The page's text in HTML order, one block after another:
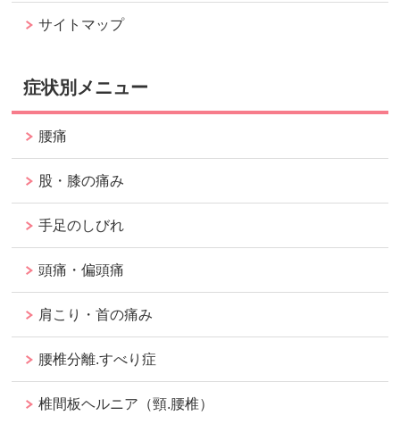
サイトマップ
症状別メニュー
腰痛
股・膝の痛み
手足のしびれ
頭痛・偏頭痛
肩こり・首の痛み
腰椎分離.すべり症
椎間板ヘルニア（頸.腰椎）